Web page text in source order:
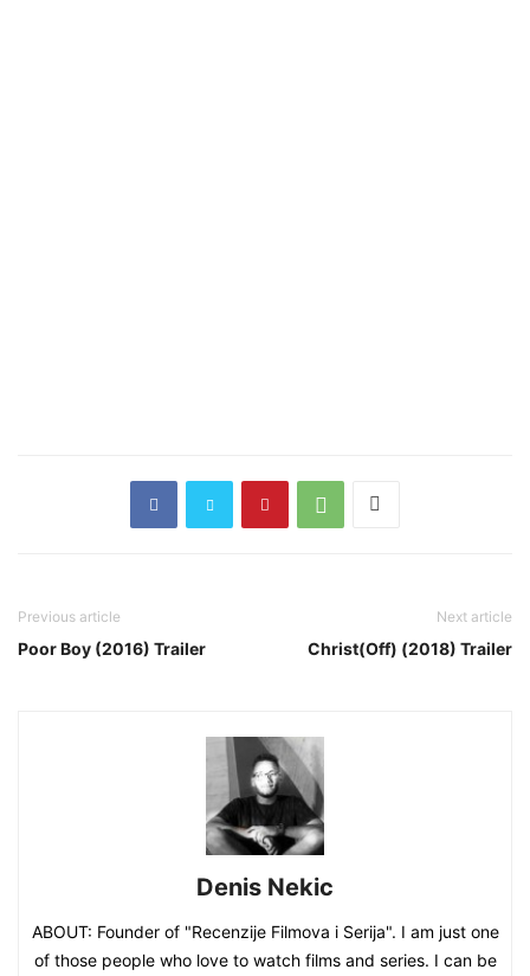
Previous article
Poor Boy (2016) Trailer
Next article
Christ(Off) (2018) Trailer
Denis Nekic
ABOUT: Founder of "Recenzije Filmova i Serija". I am just one
of those people who love to watch films and series. I can be